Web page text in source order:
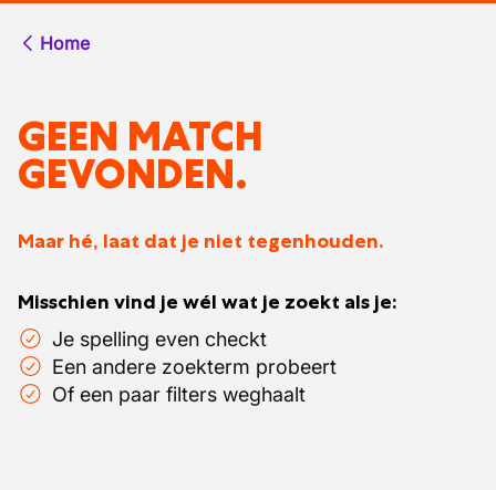
Home
GEEN MATCH
GEVONDEN.
Maar hé, laat dat je niet tegenhouden.
Misschien vind je wél wat je zoekt als je:
Je spelling even checkt
Een andere zoekterm probeert
Of een paar filters weghaalt